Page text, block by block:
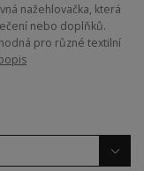
nažehlovačka, která
nebo doplňků.
pro různé textilní